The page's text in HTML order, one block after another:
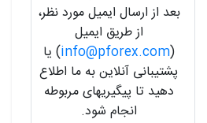
بعد از ارسال ایمیل مورد نظر،
از طریق ایمیل
(
info@pforex.com) یا
پشتیبانی آنلاین به ما اطلاع
دهید تا پیگیریهای مربوطه
انجام شود.